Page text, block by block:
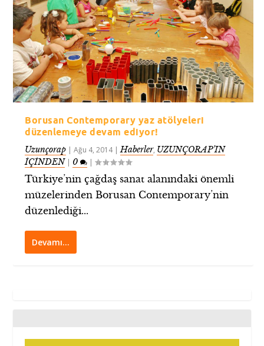
Borusan Contemporary yaz atölyeleri
düzenlemeye devam ediyor!
Uzunçorap |Ağu 4, 2014|Haberler, UZUNÇORAP’IN
İÇİNDEN| 0 |
Türkiye’nin çağdaş sanat alanındaki önemli
müzelerinden Borusan Contemporary’nin
düzenlediği...
Devamı…